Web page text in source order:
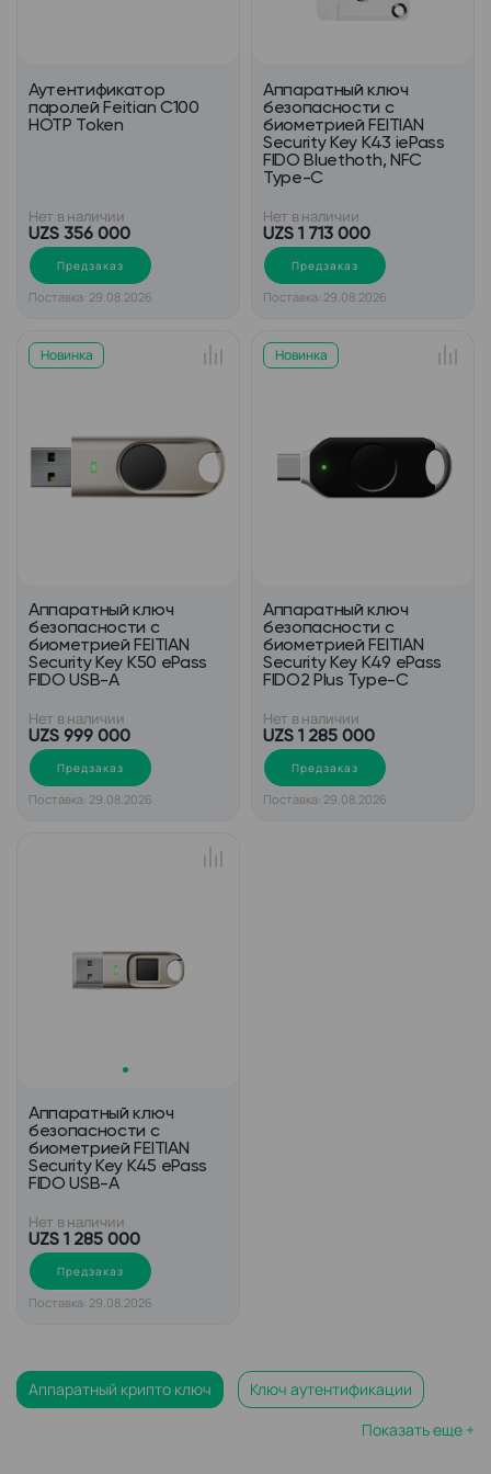
Аутентификатор
паролей Feitian С100
HOTP Token
Нет в наличии
UZS 356 000
Предзаказ
Поставка: 29.08.2026
Аппаратный ключ
безопасности c
биометрией FEITIAN
Security Key K43 iePass
FIDO Bluethoth, NFC
Type-C
Нет в наличии
UZS 1 713 000
Предзаказ
Поставка: 29.08.2026
Новинка
Аппаратный ключ
безопасности с
биометрией FEITIAN
Security Key K50 ePass
FIDO USB-A
Нет в наличии
UZS 999 000
Предзаказ
Поставка: 29.08.2026
Новинка
Аппаратный ключ
безопасности c
биометрией FEITIAN
Security Key K49 ePass
FIDO2 Plus Type-C
Нет в наличии
UZS 1 285 000
Предзаказ
Поставка: 29.08.2026
Аппаратный ключ
безопасности с
биометрией FEITIAN
Security Key K45 ePass
FIDO USB-A
Нет в наличии
UZS 1 285 000
Предзаказ
Поставка: 29.08.2026
Аппаратный крипто ключ Ключ аутентификации
Аутентификатор паролей
Показать еще +